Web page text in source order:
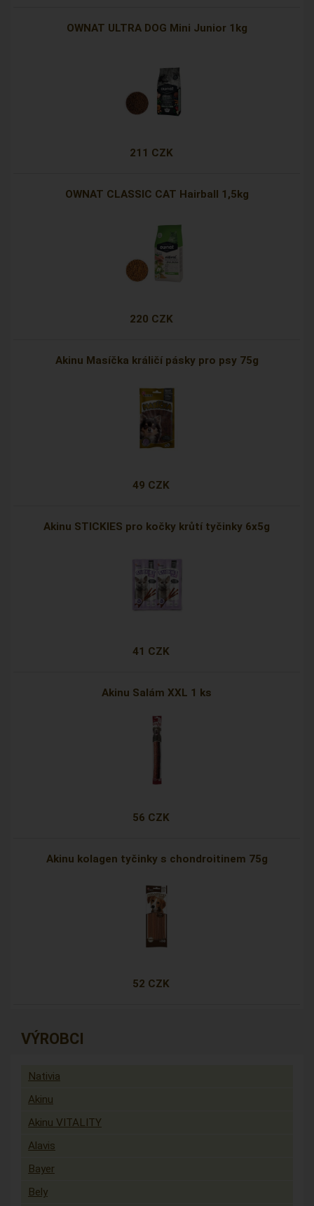
OWNAT ULTRA DOG Mini Junior 1kg
211 CZK
OWNAT CLASSIC CAT Hairball 1,5kg
220 CZK
Akinu Masíčka králičí pásky pro psy 75g
49 CZK
Akinu STICKIES pro kočky krůtí tyčinky 6x5g
41 CZK
Akinu Salám XXL 1 ks
56 CZK
Akinu kolagen tyčinky s chondroitinem 75g
52 CZK
VÝROBCI
Nativia
Akinu
Akinu VITALITY
Alavis
Bayer
Bely